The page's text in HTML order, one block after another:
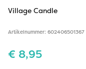
Village Candle
Artikelnummer: 602406501367
€ 8,95